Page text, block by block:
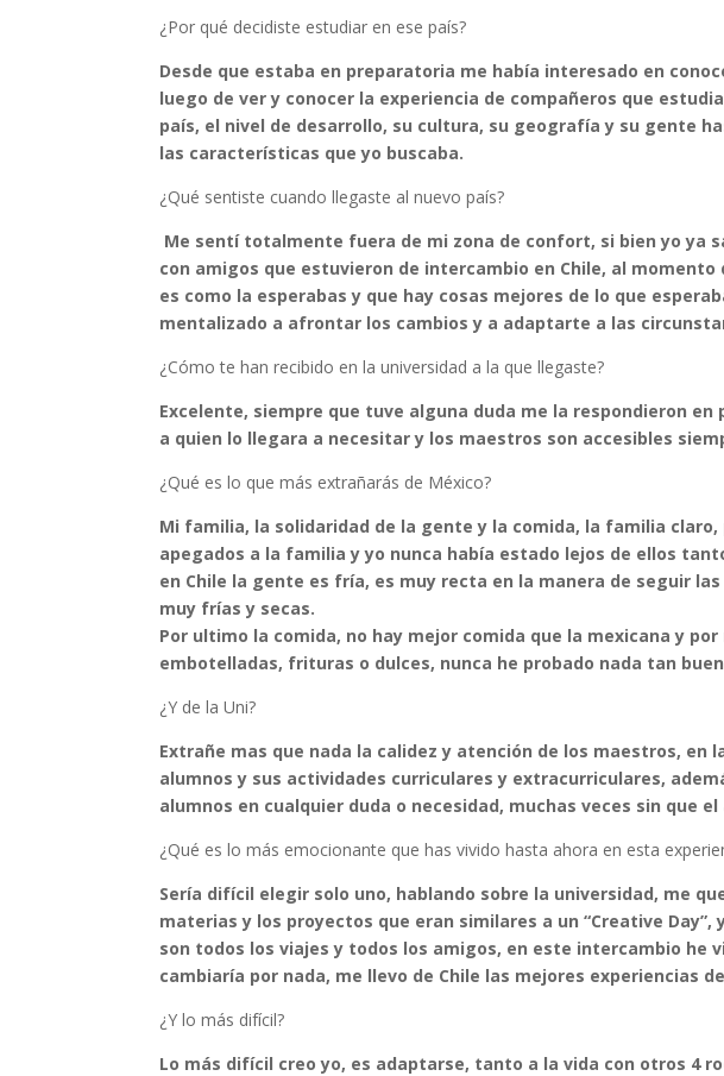
¿Por qué decidiste estudiar en ese país?
Desde que estaba en preparatoria me había interesado en
luego de ver y conocer la experiencia de compañeros que
país, el nivel de desarrollo, su cultura, su geografía y su gente
las características que yo buscaba.
¿Qué sentiste cuando llegaste al nuevo país?
Me sentí totalmente fuera de mi zona de confort, si bien yo ya
con amigos que estuvieron de intercambio en Chile, al
es como la esperabas y que hay cosas mejores de lo que
mentalizado a afrontar los cambios y a adaptarte a las
¿Cómo te han recibido en la universidad a la que llegaste?
Excelente, siempre que tuve alguna duda me la respondieron
a quien lo llegara a necesitar y los maestros son accesibles
¿Qué es lo que más extrañarás de México?
Mi familia, la solidaridad de la gente y la comida, la familia
apegados a la familia y yo nunca había estado lejos de ellos
en Chile la gente es fría, es muy recta en la manera de seguir
muy frías y secas.
Por ultimo la comida, no hay mejor comida que la mexicana y
embotelladas, frituras o dulces, nunca he probado nada tan
¿Y de la Uni?
Extrañe mas que nada la calidez y atención de los maestros, en
alumnos y sus actividades curriculares y extracurriculares,
alumnos en cualquier duda o necesidad, muchas veces sin que
¿Qué es lo más emocionante que has vivido hasta ahora en esta
Sería difícil elegir solo uno, hablando sobre la universidad, me
materias y los proyectos que eran similares a un “Creative
son todos los viajes y todos los amigos, en este intercambio he
cambiaría por nada, me llevo de Chile las mejores experiencias
¿Y lo más difícil?
Lo más difícil creo yo, es adaptarse, tanto a la vida con otros 4